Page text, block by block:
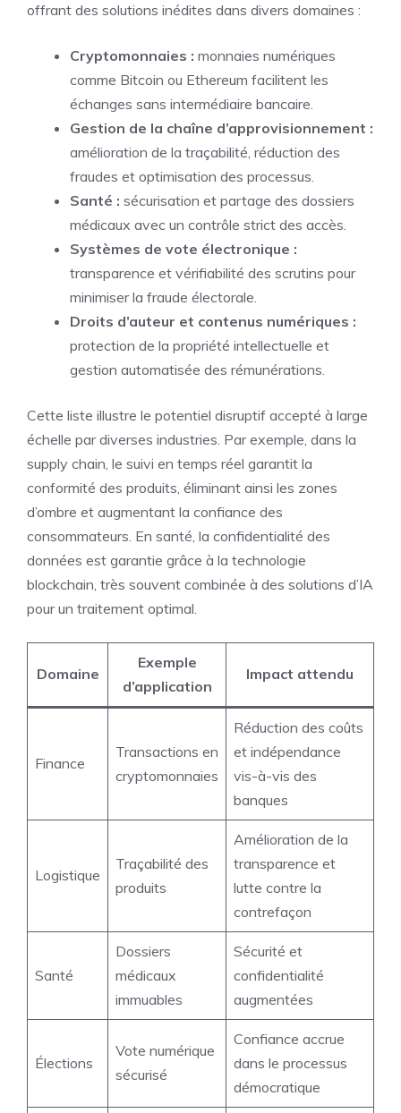
offrant des solutions inédites dans divers domaines :
Cryptomonnaies : monnaies numériques
comme Bitcoin ou Ethereum facilitent les
échanges sans intermédiaire bancaire.
Gestion de la chaîne d’approvisionnement :
amélioration de la traçabilité, réduction des
fraudes et optimisation des processus.
Santé : sécurisation et partage des dossiers
médicaux avec un contrôle strict des accès.
Systèmes de vote électronique :
transparence et vérifiabilité des scrutins pour
minimiser la fraude électorale.
Droits d’auteur et contenus numériques :
protection de la propriété intellectuelle et
gestion automatisée des rémunérations.
Cette liste illustre le potentiel disruptif accepté à large
échelle par diverses industries. Par exemple, dans la
supply chain, le suivi en temps réel garantit la
conformité des produits, éliminant ainsi les zones
d’ombre et augmentant la confiance des
consommateurs. En santé, la confidentialité des
données est garantie grâce à la technologie
blockchain, très souvent combinée à des solutions d’IA
pour un traitement optimal.
Domaine
Exemple
d’application
Impact attendu
Finance
Transactions en
cryptomonnaies
Réduction des coûts
et indépendance
vis-à-vis des
banques
Logistique
Traçabilité des
produits
Amélioration de la
transparence et
lutte contre la
contrefaçon
Santé
Dossiers
médicaux
immuables
Sécurité et
confidentialité
augmentées
Élections
Vote numérique
sécurisé
Confiance accrue
dans le processus
démocratique